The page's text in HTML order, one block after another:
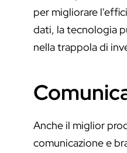
per migliorare
dati, la tecnologia
nella trappola di
Anche il miglior
comunicazione e